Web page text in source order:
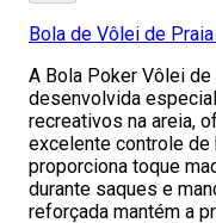
Bola de Vôlei de
A Bola Poker Vôlei
desenvolvida
recreativos na areia,
excelente controle de
proporciona toque
durante saques e
reforçada mantém a